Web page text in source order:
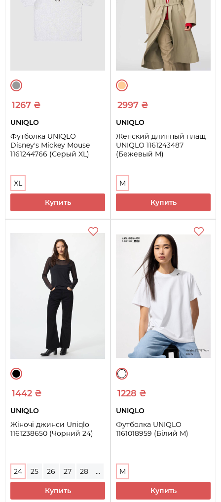
1267 ₴
UNIQLO
Футболка UNIQLO
Disney's Mickey Mouse
1161244766 (Серый XL)
XL
Купить
2997 ₴
UNIQLO
Женский длинный плащ
UNIQLO 1161243487
(Бежевый M)
M
Купить
1442 ₴
UNIQLO
Жіночі джинси Uniqlo
1161238650 (Чорний 24)
24 25 26 27
28
32
...
Купить
1228 ₴
UNIQLO
Футболка UNIQLO
1161018959 (Білий M)
M
Купить